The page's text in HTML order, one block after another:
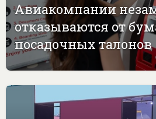
Авиакомпании
отказываются от
посадочных талонов